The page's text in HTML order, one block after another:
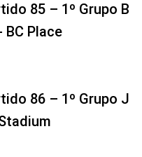
85 – 1º Grupo B
BC Place
86 – 1º Grupo J